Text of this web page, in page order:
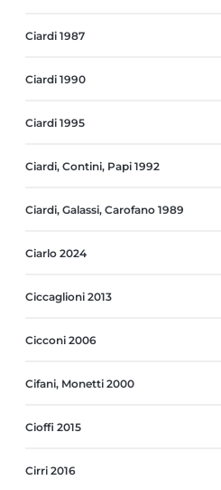
Ciardi 1987
Ciardi 1990
Ciardi 1995
Ciardi, Contini, Papi 1992
Ciardi, Galassi, Carofano 1989
Ciarlo 2024
Ciccaglioni 2013
Cicconi 2006
Cifani, Monetti 2000
Cioffi 2015
Cirri 2016